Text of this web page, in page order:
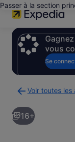
Passer à la section
vous
Se
Voir toutes les
à
la
page
16+